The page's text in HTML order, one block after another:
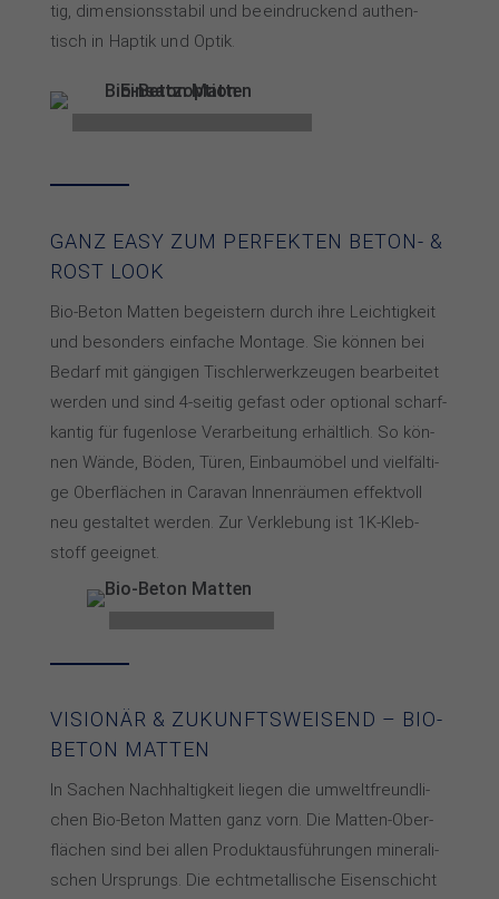
tig, di­mensions­sta­bil und be­ein­dru­ckend au­then­
tisch in Hap­tik und Op­tik.
GANZ EASY ZUM PERFEKTEN BETON- &
ROST LOOK
Bio-Beton Mat­­ten be­­geis­­tern durch ih­­re Leich­­tig­­keit
und be­­son­­ders ein­­fa­che Mon­­ta­­ge. Sie kön­­nen bei
Be­­darf mit gän­­gi­­gen Tisch­­ler­­werk­­zeu­­gen be­­ar­bei­­tet
wer­­den und sind 4-sei­tig ge­fast oder op­tio­nal scharf­
kan­tig für fu­gen­lo­se Ver­ar­bei­tung er­hält­lich. So kön­
nen Wän­de, Bö­den, Tü­ren, Ein­bau­mö­bel und viel­fäl­ti­
ge Ober­flä­chen in Ca­ra­van In­nen­räu­men effekt­voll
neu gestal­tet wer­den. Zur Ver­kle­bung ist 1K-Kleb­
stoff ge­eig­net.
VISIONÄR & ZUKUNFTS­WEISEND – BIO-
BETON MATTEN
In Sachen Nach­hal­tig­keit lie­gen die um­welt­freund­li­
chen Bio-Be­ton Mat­ten ganz vorn. Die Mat­ten-Ober­­
flä­­chen sind bei al­len Pro­dukt­aus­füh­run­gen mi­­ne­­ra­­li­­
schen Ur­­sprungs. Die echt­me­tal­li­sche Eisen­schi­cht